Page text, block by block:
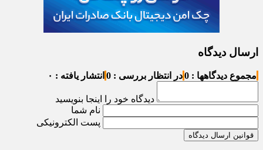
ارسال دیدگاه
مجموع دیدگاهها : 0 در انتظار بررسی : 0 انتشار یافته : ۰
دیدگاه خود را اینجا بنویسید
نام شما
پست الکترونیکی
قوانین ارسال دیدگاه